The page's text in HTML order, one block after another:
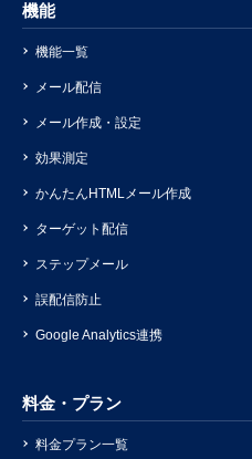
機能
機能一覧
メール配信
メール作成・設定
効果測定
かんたんHTMLメール作成
ターゲット配信
ステップメール
誤配信防止
Google Analytics連携
料金・プラン
料金プラン一覧